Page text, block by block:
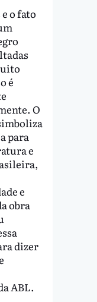
o fato
é
O
para
e
e
obra
dizer
ABL.